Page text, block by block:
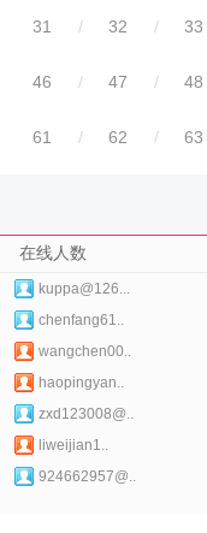
31 / 32 / 33
46 / 47 / 48
61 / 62 / 63
在线人数
kuppa@126...
chenfang61..
wangchen00..
haopingyan..
zxd123008@..
liweijian1..
924662957@..